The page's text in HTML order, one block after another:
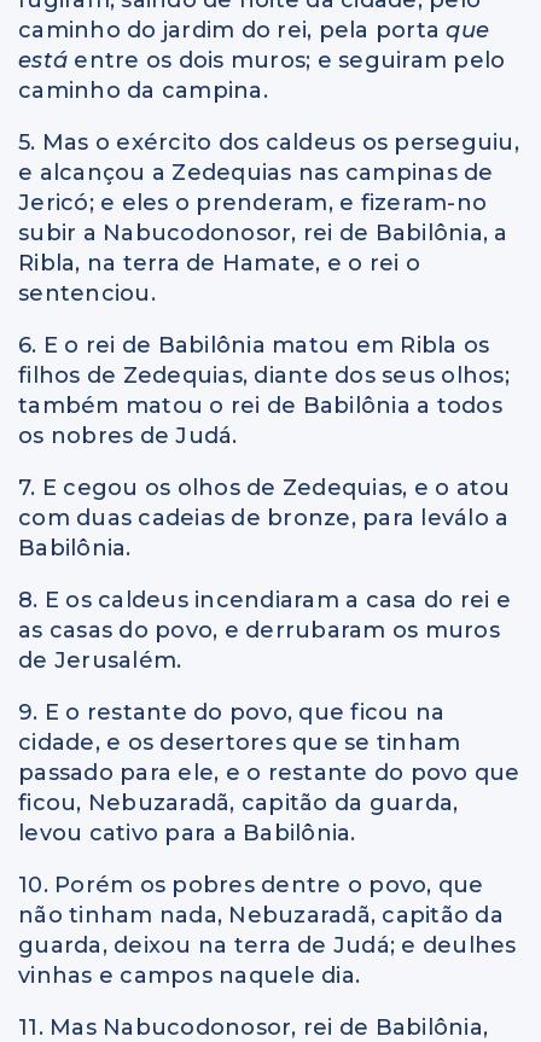
caminho do jardim do rei, pela portaque
está entre os dois muros; e seguiram pelo
caminho da campina.
5. Mas o exército dos caldeus os perseguiu,
e alcançou a Zedequias nas campinas de
Jericó; e eles o prenderam, e fizeram-no
subir a Nabucodonosor, rei de Babilônia, a
Ribla, na terra de Hamate, e o rei o
sentenciou.
6. E o rei de Babilônia matou em Ribla os
filhos de Zedequias, diante dos seus olhos;
também matou o rei de Babilônia a todos
os nobres de Judá.
7. E cegou os olhos de Zedequias, e o atou
com duas cadeias de bronze, para leválo a
Babilônia.
8. E os caldeus incendiaram a casa do rei e
as casas do povo, e derrubaram os muros
de Jerusalém.
9. E o restante do povo, que ficou na
cidade, e os desertores que se tinham
passado para ele, e o restante do povo que
ficou, Nebuzaradã, capitão da guarda,
levou cativo para a Babilônia.
10. Porém os pobres dentre o povo, que
não tinham nada, Nebuzaradã, capitão da
guarda, deixou na terra de Judá; e deulhes
vinhas e campos naquele dia.
11. Mas Nabucodonosor, rei de Babilônia,